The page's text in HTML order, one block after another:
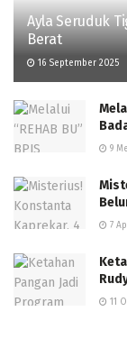
Ayla Seruduk
Berat
16 September 2025
9
7
11